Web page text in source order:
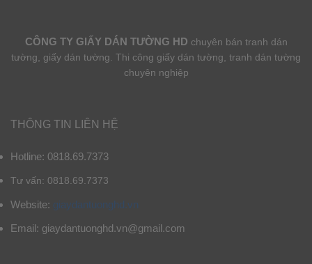
CÔNG TY GIẤY DÁN TƯỜNG HD chuyên bán tranh dán
tường, giấy dán tường. Thi công giấy dán tường, tranh dán tường
chuyên nghiệp
THÔNG TIN LIÊN HỆ
Hotline: 0818.69.7373
Tư vấn: 0818.69.7373
Website: giaydantuonghd.vn
Email: giaydantuonghd.vn@gmail.com